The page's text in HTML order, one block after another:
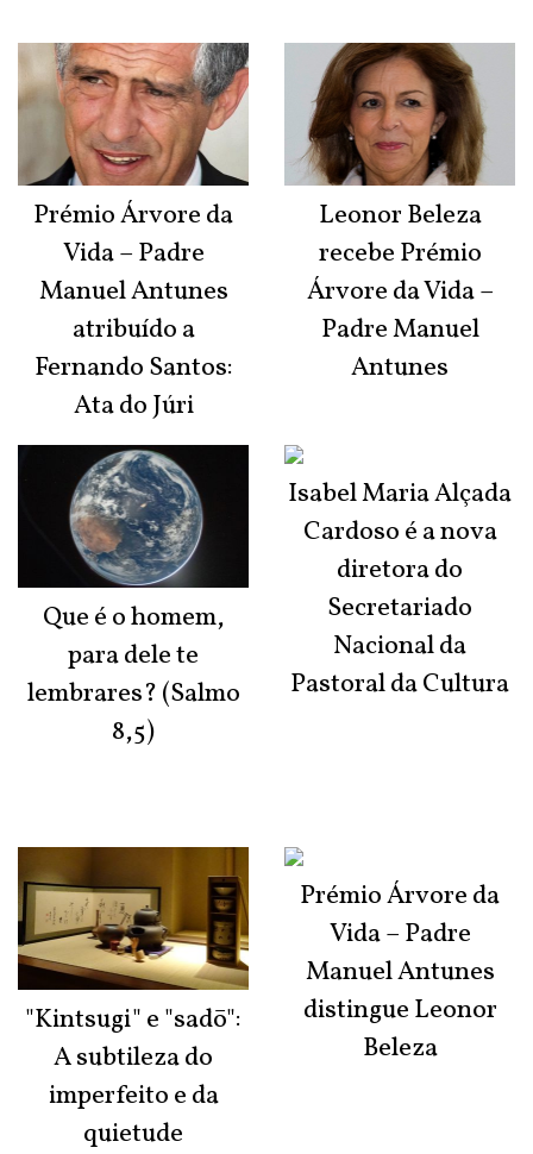
Prémio Árvore da
Vida – Padre
Manuel Antunes
atribuído a
Fernando Santos:
Ata do Júri
Que é o homem,
para dele te
lembrares? (Salmo
8,5)
"Kintsugi" e "sadō":
A subtileza do
imperfeito e da
quietude
Leonor Beleza
recebe Prémio
Árvore da Vida –
Padre Manuel
Antunes
Isabel Maria Alçada
Cardoso é a nova
diretora do
Secretariado
Nacional da
Pastoral da Cultura
Prémio Árvore da
Vida – Padre
Manuel Antunes
distingue Leonor
Beleza